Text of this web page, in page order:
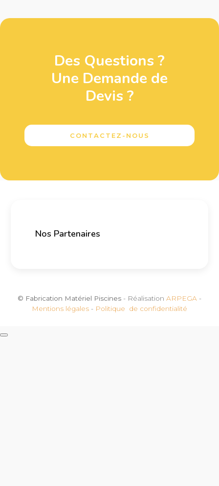
Des Questions ?
Une Demande de
Devis ?
CONTACTEZ-NOUS
Nos Partenaires
© Fabrication Matériel Piscines - Réalisation ARPEGA -
Mentions légales - Politique de confidentialité